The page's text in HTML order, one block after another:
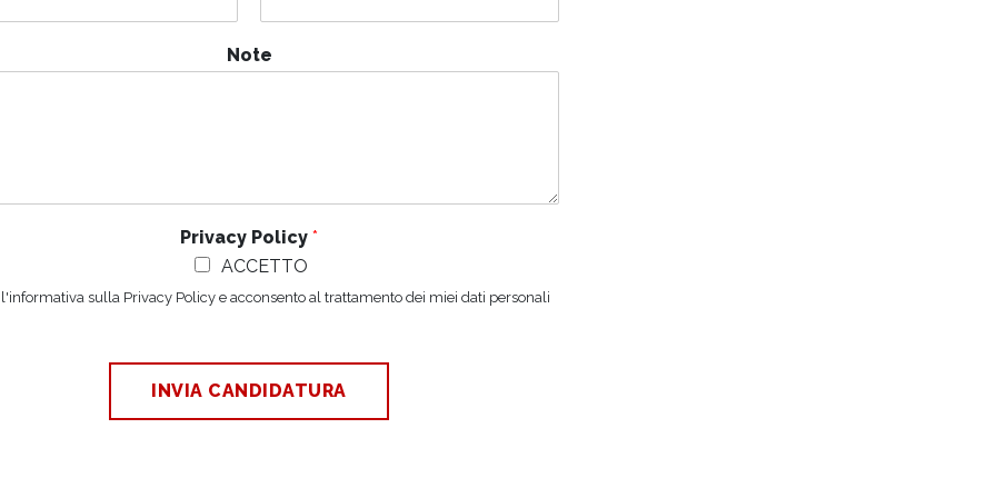
Note
Privacy Policy *
ACCETTO
l'informativa sulla Privacy Policy e acconsento al trattamento dei miei dati personali
INVIA CANDIDATURA